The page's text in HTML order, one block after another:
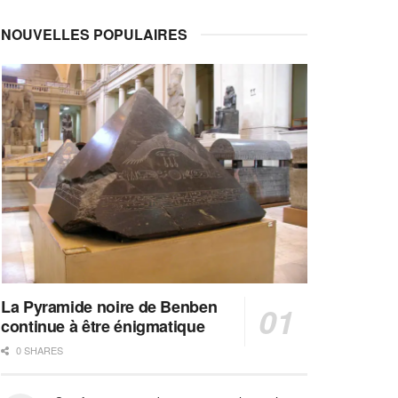
NOUVELLES POPULAIRES
La Pyramide noire de Benben
continue à être énigmatique
0 SHARES